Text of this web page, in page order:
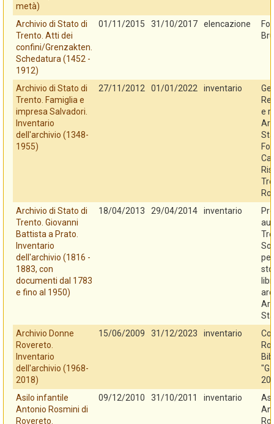
metà)
Archivio di Stato di
Trento. Atti dei
confini/Grenzakten.
Schedatura (1452 -
1912)
01/11/2015 31/10/2017 elencazione
Archivio di Stato di
Trento. Famiglia e
impresa Salvadori.
Inventario
dell'archivio (1348-
1955)
27/11/2012 01/01/2022 inventario
e
Archivio di Stato di
Trento. Giovanni
Battista a Prato.
Inventario
dell'archivio (1816 -
1883, con
documenti dal 1783
e fino al 1950)
18/04/2013 29/04/2014 inventario
Archivio Donne
Rovereto.
Inventario
dell'archivio (1968-
2018)
15/06/2009 31/12/2023 inventario
Asilo infantile
Antonio Rosmini di
Rovereto.
09/12/2010 31/10/2011 inventario